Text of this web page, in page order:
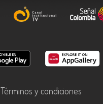
Términos y condiciones